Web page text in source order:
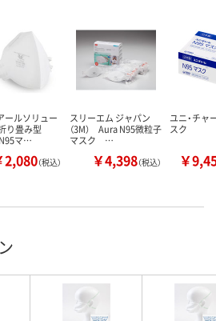
ールソリュー
り畳み型
マ…
2,080（税込）
スリーエム ジャパン
（3M） Aura N95微粒子
マスク …
￥4,398（税込）
ユニ・チャ
スク
￥